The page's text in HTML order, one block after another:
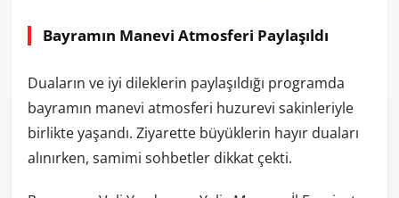
Bayramın Manevi Atmosferi Paylaşıldı
Duaların ve iyi dileklerin paylaşıldığı programda
bayramın manevi atmosferi huzurevi sakinleriyle
birlikte yaşandı. Ziyarette büyüklerin hayır duaları
alınırken, samimi sohbetler dikkat çekti.